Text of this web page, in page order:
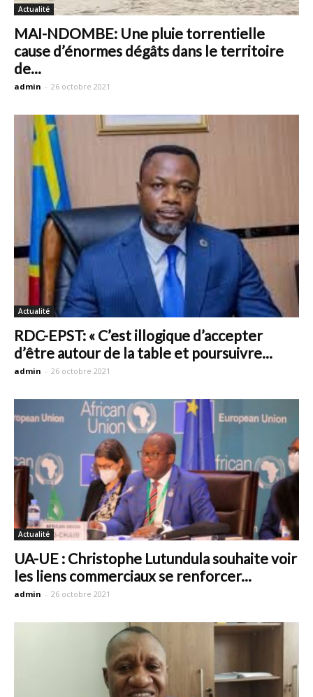
Actualité
MAI-NDOMBE: Une pluie torrentielle
cause d’énormes dégâts dans le territoire
de...
admin - 26 octobre 2021
Actualité
RDC-EPST: « C’est illogique d’accepter
d’être autour de la table et poursuivre...
admin - 26 octobre 2021
Actualité
UA-UE : Christophe Lutundula souhaite voir
les liens commerciaux se renforcer...
admin - 26 octobre 2021